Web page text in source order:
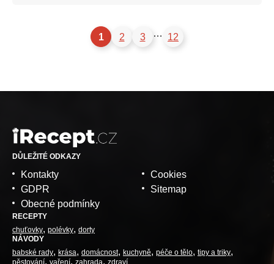
1 2 3 … 12
DŮLEŽITÉ ODKAZY
Kontakty
GDPR
Obecné podmínky
Cookies
Sitemap
RECEPTY
chuťovky polévky dorty
NÁVODY
babské rady
krása domácnost kuchyně péče o tělo tipy a triky
pěstování vaření zahrada zdraví